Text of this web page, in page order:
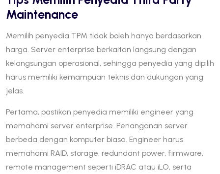
Maintenance
Memilih penyedia TPM tidak boleh hanya berdasarkan
harga. Server enterprise berkaitan langsung dengan
kelangsungan operasional, sehingga penyedia yang dipilih
harus memiliki kemampuan teknis dan dukungan yang
jelas.
Pertama, pastikan penyedia memiliki engineer yang
memahami server enterprise. Penanganan server
berbeda dengan komputer biasa. Engineer harus
memahami RAID, storage, redundant power, firmware,
remote management seperti iDRAC atau iLO, serta